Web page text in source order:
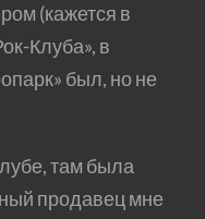
(кажется в
Клуба», в
был, но не
там была
продавец мне